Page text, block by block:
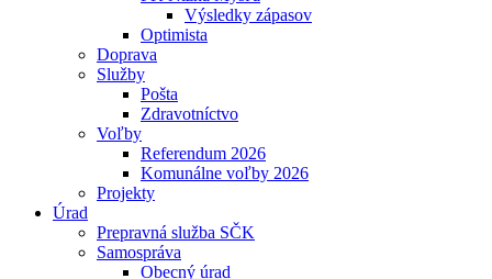
Výsledky zápasov
Optimista
Doprava
Služby
Pošta
Zdravotníctvo
Voľby
Referendum 2026
Komunálne voľby 2026
Projekty
Úrad
Prepravná služba SČK
Samospráva
Obecný úrad